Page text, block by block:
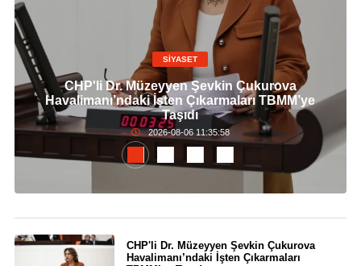
SİYASET
CHP'li Dr. Müzeyyen Şevkin Çukurova
Havalimanı’ndaki İşten Çıkarmaları TBMM’ye
Taşıdı
2026-08-06 11:35:58
CHP'li Dr. Müzeyyen Şevkin Çukurova
Havalimanı’ndaki İşten Çıkarmaları